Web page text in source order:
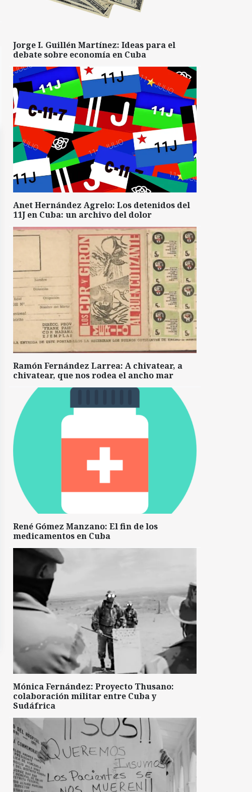
Jorge I. Guillén Martínez: Ideas para el
debate sobre economía en Cuba
Anet Hernández Agrelo: Los detenidos del
11J en Cuba: un archivo del dolor
Ramón Fernández Larrea: A chivatear, a
chivatear, que nos rodea el ancho mar
René Gómez Manzano: El fin de los
medicamentos en Cuba
Mónica Fernández: Proyecto Thusano:
colaboración militar entre Cuba y
Sudáfrica